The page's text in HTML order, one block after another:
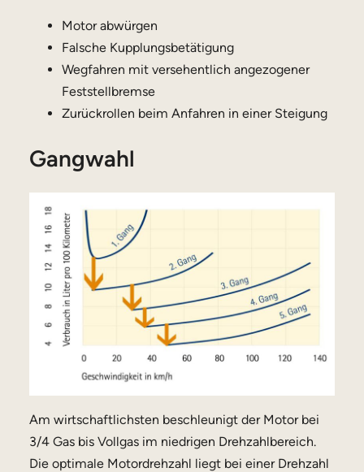
Motor abwürgen
Falsche Kupplungsbetätigung
Wegfahren mit versehentlich angezogener
Feststellbremse
Zurückrollen beim Anfahren in einer Steigung
Gangwahl
Am wirtschaftlichsten beschleunigt der Motor bei
3/4 Gas bis Vollgas im niedrigen Drehzahlbereich.
Die optimale Motordrehzahl liegt bei einer Drehzahl